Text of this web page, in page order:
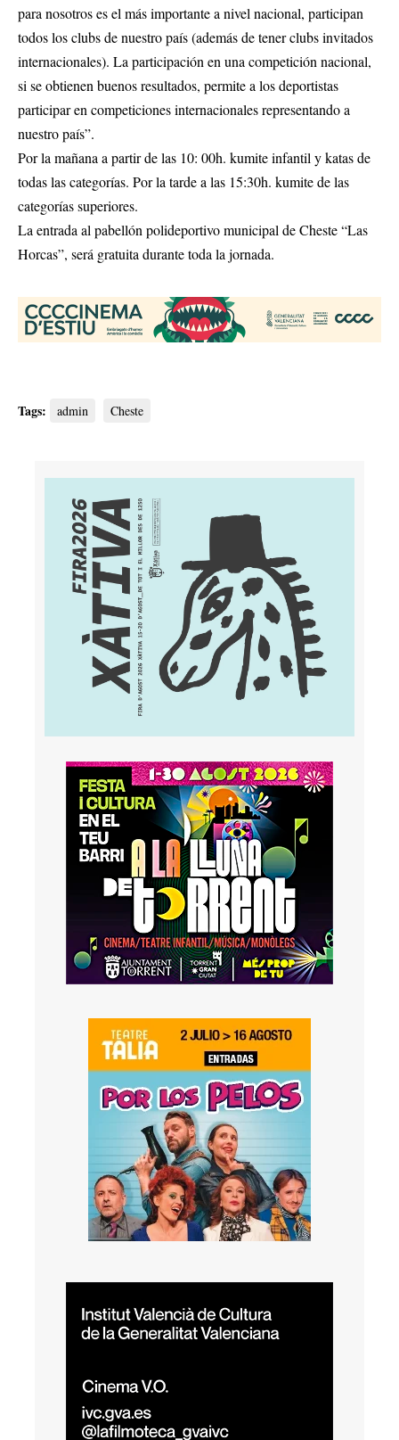
para nosotros es el más importante a nivel nacional, participan
todos los clubs de nuestro país (además de tener clubs invitados
internacionales). La participación en una competición nacional,
si se obtienen buenos resultados, permite a los deportistas
participar en competiciones internacionales representando a
nuestro país”.
Por la mañana a partir de las 10: 00h. kumite infantil y katas de
todas las categorías. Por la tarde a las 15:30h. kumite de las
categorías superiores.
La entrada al pabellón polideportivo municipal de Cheste “Las
Horcas”, será gratuita durante toda la jornada.
Tags: admin Cheste